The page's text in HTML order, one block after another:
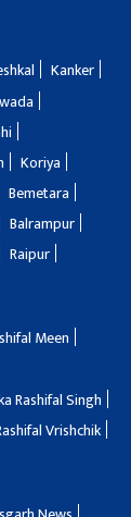
Kanker
Koriya
Bemetara
Balrampur
Raipur
Meen
Rashifal Singh
Vrishchik